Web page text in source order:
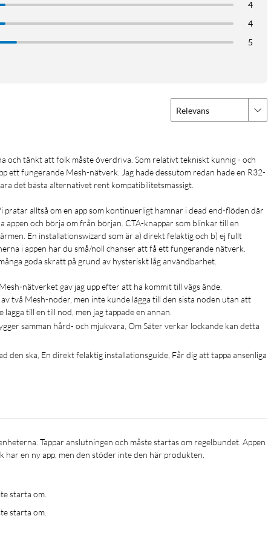
ansluter till de optimala kanalerna så att du alltid får
teknik förbättrar anslutningen mellan varje nod, vilket ger
och BSS Coloring-teknik för att kunna hantera fler
128 enheter till ditt smarta hem utan att behöva oroa dig för
nätverkskabel för tillförlitlig fast anslutning som ger störnings-
till att dina enheter automatiskt ansluts till den starkaste
att behöva oroa dig för avbrott.
extra EAGLE PRO AI M32-enheter får du bättre
och säkra enhetsanslutningarna och nätverket mot
4
4
5
Relevans
ett fungerande Mesh-nätverk. Jag hade dessutom redan hade en R32-
det bästa alternativet rent kompatibilitetsmässigt.
alltså om en app som kontinuerligt hamnar i dead end-flöden där
appen och börja om från början. CTA-knappar som blinkar till en
En installationswizard som är a) direkt felaktig och b) ej fullt
i appen har du små/noll chanser att få ett fungerande nätverk.
goda skratt på grund av hysteriskt låg användbarhet.
nätverket gav jag upp efter att ha kommit till vägs ände.
två Mesh-noder, men inte kunde lägga till den sista noden utan att
till en till nod, men jag tappade en annan.
samman hård- och mjukvara, Om Säter verkar lockande kan detta
den ska, En direkt felaktig installationsguide, Får dig att tappa ansenliga
en ny app, men den stöder inte den här produkten.
starta om.
starta om.